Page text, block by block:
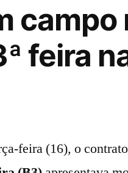
campo
feira
feira (16), o